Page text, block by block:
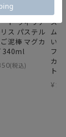
ド ウィリア
ス パステル
泥棒 マグカ
340ml
(税込)
ス
ム
い
フ
カ
ト
¥